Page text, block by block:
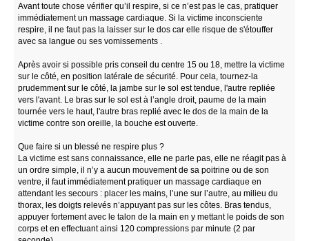
Avant toute chose vérifier qu’il respire, si ce n’est pas le cas, pratiquer
immédiatement un massage cardiaque. Si la victime inconsciente
respire, il ne faut pas la laisser sur le dos car elle risque de s'étouffer
avec sa langue ou ses vomissements .
Après avoir si possible pris conseil du centre 15 ou 18, mettre la victime
sur le côté, en position latérale de sécurité. Pour cela, tournez-la
prudemment sur le côté, la jambe sur le sol est tendue, l'autre repliée
vers l'avant. Le bras sur le sol est à l’angle droit, paume de la main
tournée vers le haut, l'autre bras replié avec le dos de la main de la
victime contre son oreille, la bouche est ouverte.
Que faire si un blessé ne respire plus ?
La victime est sans connaissance, elle ne parle pas, elle ne réagit pas à
un ordre simple, il n’y a aucun mouvement de sa poitrine ou de son
ventre, il faut immédiatement pratiquer un massage cardiaque en
attendant les secours : placer les mains, l’une sur l’autre, au milieu du
thorax, les doigts relevés n’appuyant pas sur les côtes. Bras tendus,
appuyer fortement avec le talon de la main en y mettant le poids de son
corps et en effectuant ainsi 120 compressions par minute (2 par